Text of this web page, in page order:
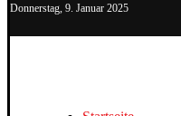
Donnerstag, 9. Januar 2025